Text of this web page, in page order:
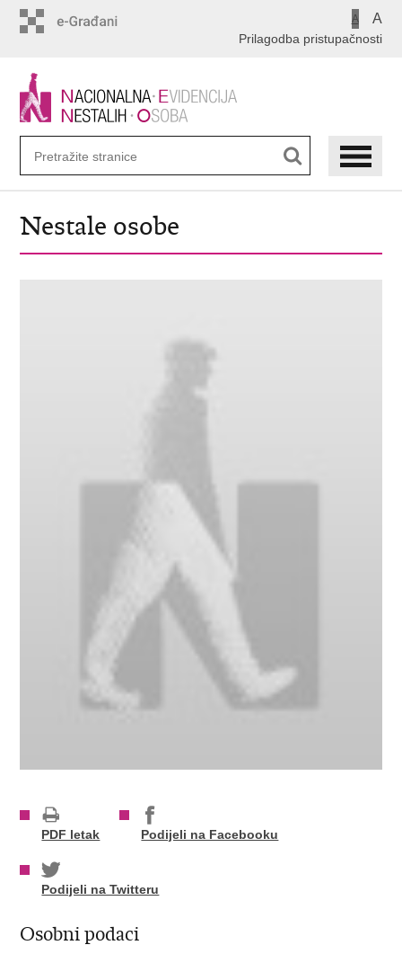
A A
Prilagodba pristupačnosti
Nestale osobe
PDF letak Podijeli na Facebooku
Podijeli na Twitteru
Osobni podaci